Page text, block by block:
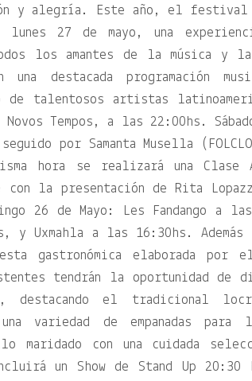
y alegría. Este año, el festival
27 de mayo, una
los amantes de la música y la
una destacada programación
de talentosos artistas
Novos Tempos, a las 22:00hs.
por Samanta Musella
hora se realizará una Clase
con la presentación de Rita
26 de Mayo: Les Fandango a
y Uxmahla a las 16:30hs. Además
gastronómica elaborada por
tendrán la oportunidad de
destacando el tradicional
variedad de empanadas para
maridado con una cuidada
un Show de Stand Up